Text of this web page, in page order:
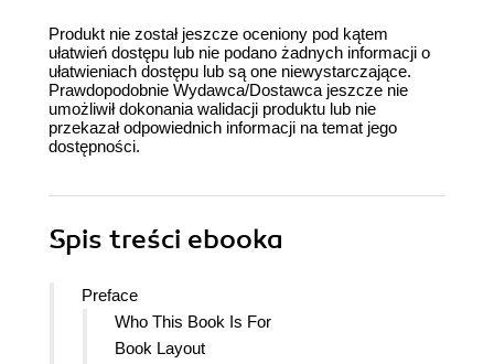
Produkt nie został jeszcze oceniony pod kątem
ułatwień dostępu lub nie podano żadnych informacji o
ułatwieniach dostępu lub są one niewystarczające.
Prawdopodobnie Wydawca/Dostawca jeszcze nie
umożliwił dokonania walidacji produktu lub nie
przekazał odpowiednich informacji na temat jego
dostępności.
Spis treści ebooka
Preface
Who This Book Is For
Book Layout